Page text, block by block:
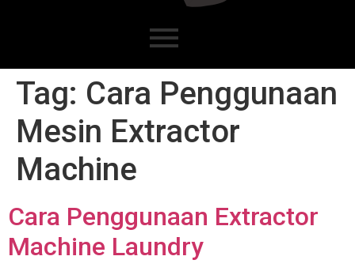
Tag: Cara Penggunaan
Mesin Extractor
Machine
Cara Penggunaan Extractor
Machine Laundry